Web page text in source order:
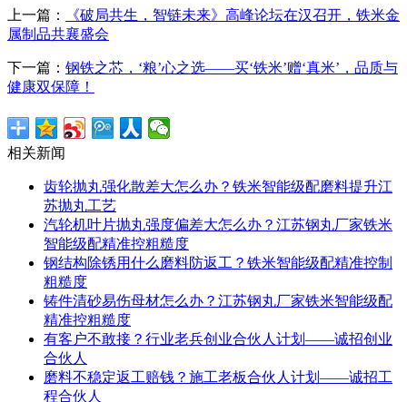
上一篇：
《破局共生，智链未来》高峰论坛在汉召开，铁米金
属制品共襄盛会
下一篇： 钢铁之芯，‘粮’心之选——买‘铁米’赠‘真米’，品质与
健康双保障！
相关新闻
齿轮抛丸强化散差大怎么办？铁米智能级配磨料提升江
苏抛丸工艺
汽轮机叶片抛丸强度偏差大怎么办？江苏钢丸厂家铁米
智能级配精准控粗糙度
钢结构除锈用什么磨料防返工？铁米智能级配精准控制
粗糙度
铸件清砂易伤母材怎么办？江苏钢丸厂家铁米智能级配
精准控粗糙度
有客户不敢接？行业老兵创业合伙人计划——诚招创业
合伙人
磨料不稳定返工赔钱？施工老板合伙人计划——诚招工
程合伙人